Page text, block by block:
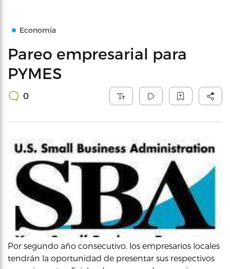
Economía
Pareo empresarial para
PYMES
0
Por segundo año consecutivo, los empresarios locales
tendrán la oportunidad de presentar sus respectivos